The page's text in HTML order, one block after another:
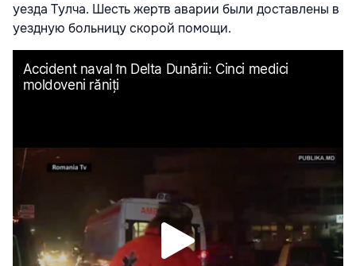
уезда Тулча. Шесть жертв аварии были доставлены в
уездную больницу скорой помощи.